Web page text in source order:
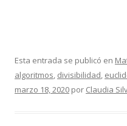
Esta entrada se publicó en
algoritmos, divisibilidad,
marzo 18, 2020 por Claudia